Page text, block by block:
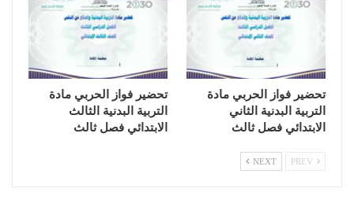
تحضير فواز الحربي مادة
التربية البدنية الثاني
الابتدائي فصل ثالث
تحضير فواز الحربي مادة
التربية البدنية الثالث
الابتدائي فصل ثالث
NEXT